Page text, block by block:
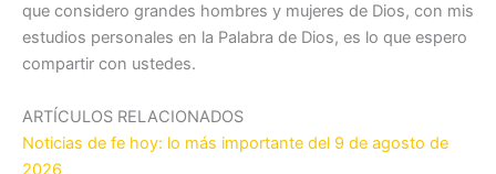
que considero grandes hombres y mujeres de Dios, con mis
estudios personales en la Palabra de Dios, es lo que espero
compartir con ustedes.
ARTÍCULOS RELACIONADOS
Noticias de fe hoy: lo más importante del 9 de agosto de
2026